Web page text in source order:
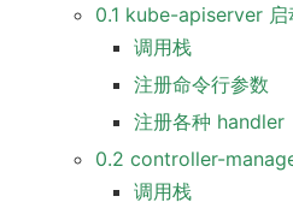
0.1 kube-apiserver 启
调用栈
注册命令行参数
注册各种 handler
0.2 controller-
调用栈